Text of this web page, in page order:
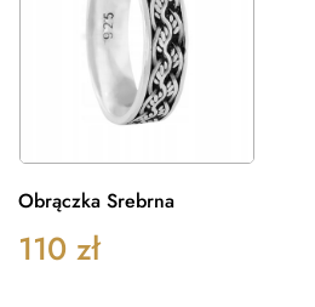
Obrączka Srebrna
110 zł